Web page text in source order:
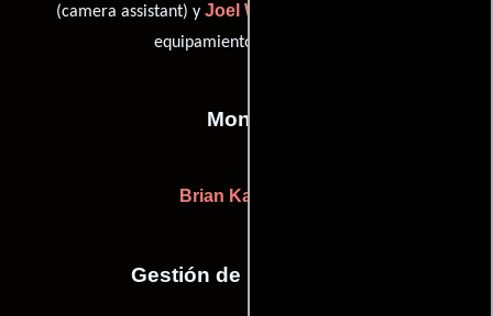
(camera assistant) y Joel Witherden
equipamiento de cámara)
Montaje
Brian Kavanagh
Gestión de producción